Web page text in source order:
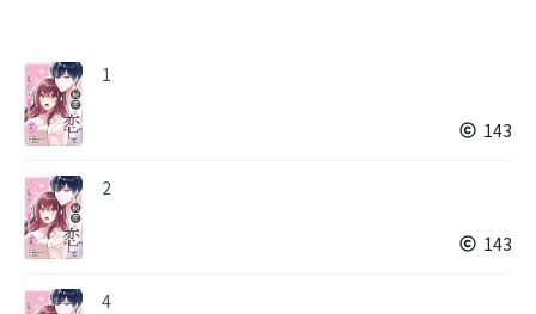
1
143
2
143
4